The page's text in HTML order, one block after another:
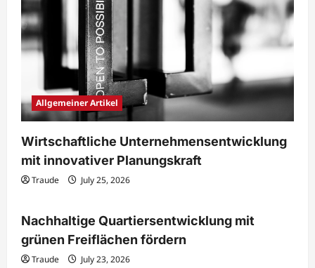
Allgemeiner Artikel
Wirtschaftliche Unternehmensentwicklung
mit innovativer Planungskraft
Traude July 25, 2026
Immobilien & Bauwesen
Nachhaltige Quartiersentwicklung mit
grünen Freiflächen fördern
Traude July 23, 2026